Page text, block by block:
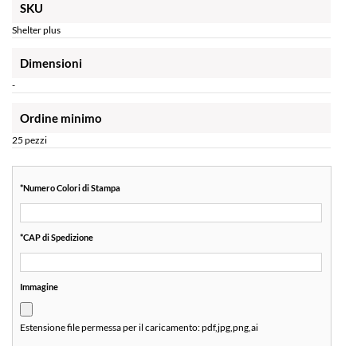
SKU
Shelter plus
Dimensioni
-
Ordine minimo
25 pezzi
*Numero Colori di Stampa
*CAP di Spedizione
Immagine
Estensione file permessa per il caricamento:pdf,jpg,png,ai